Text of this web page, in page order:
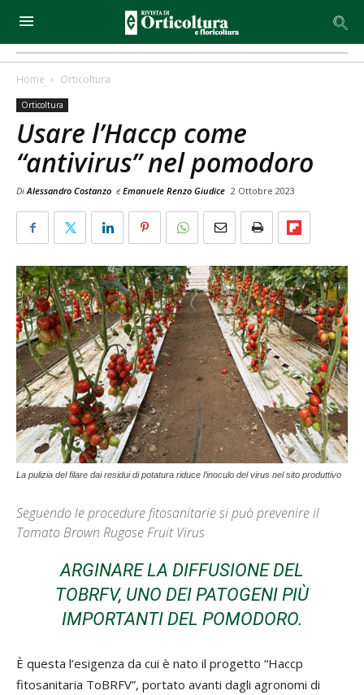
Home Orticoltura
Orticoltura
Usare l’Haccp come
“antivirus” nel pomodoro
DiAlessandro Costanzo e Emanuele Renzo Giudice 2 Ottobre 2023
La pulizia del filare dai residui di potatura riduce l’inoculo del virus nel sito produttivo
Seguendo le procedure fitosanitarie si può prevenire il
Tomato Brown Rugose Fruit Virus
ARGINARE LA DIFFUSIONE DEL
TOBRFV, UNO DEI PATOGENI PIÙ
IMPORTANTI DEL POMODORO.
È questa l’esigenza da cui è nato il progetto “Haccp
fitosanitaria ToBRFV”, portato avanti dagli agronomi di